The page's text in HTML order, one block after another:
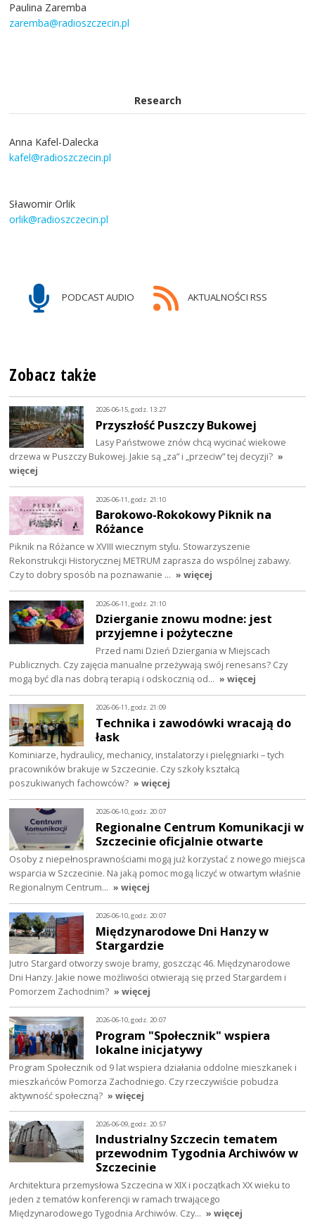
Paulina Zaremba
zaremba@radioszczecin.pl
Research
Anna Kafel-Dalecka
kafel@radioszczecin.pl
Sławomir Orlik
orlik@radioszczecin.pl
PODCAST AUDIO AKTUALNOŚCI RSS
Zobacz także
2026-06-15, godz. 13:27
Przyszłość Puszczy Bukowej
Lasy Państwowe znów chcą wycinać wiekowe
drzewa w Puszczy Bukowej. Jakie są „za” i „przeciw” tej decyzji? »
więcej
2026-06-11, godz. 21:10
Barokowo-Rokokowy Piknik na
Różance
Piknik na Różance w XVIII wiecznym stylu. Stowarzyszenie
Rekonstrukcji Historycznej METRUM zaprasza do wspólnej zabawy.
Czy to dobry sposób na poznawanie … » więcej
2026-06-11, godz. 21:10
Dzierganie znowu modne: jest
przyjemne i pożyteczne
Przed nami Dzień Dziergania w Miejscach
Publicznych. Czy zajęcia manualne przeżywają swój renesans? Czy
mogą być dla nas dobrą terapią i odskocznią od… » więcej
2026-06-11, godz. 21:09
Technika i zawodówki wracają do
łask
Kominiarze, hydraulicy, mechanicy, instalatorzy i pielęgniarki – tych
pracowników brakuje w Szczecinie. Czy szkoły kształcą
poszukiwanych fachowców? » więcej
2026-06-10, godz. 20:07
Regionalne Centrum Komunikacji w
Szczecinie oficjalnie otwarte
Osoby z niepełnosprawnościami mogą już korzystać z nowego miejsca
wsparcia w Szczecinie. Na jaką pomoc mogą liczyć w otwartym właśnie
Regionalnym Centrum… » więcej
2026-06-10, godz. 20:07
Międzynarodowe Dni Hanzy w
Stargardzie
Jutro Stargard otworzy swoje bramy, goszcząc 46. Międzynarodowe
Dni Hanzy. Jakie nowe możliwości otwierają się przed Stargardem i
Pomorzem Zachodnim? » więcej
2026-06-10, godz. 20:07
Program "Społecznik" wspiera
lokalne inicjatywy
Program Społecznik od 9 lat wspiera działania oddolne mieszkanek i
mieszkańców Pomorza Zachodniego. Czy rzeczywiście pobudza
aktywność społeczną? » więcej
2026-06-09, godz. 20:57
Industrialny Szczecin tematem
przewodnim Tygodnia Archiwów w
Szczecinie
Architektura przemysłowa Szczecina w XIX i początkach XX wieku to
jeden z tematów konferencji w ramach trwającego
Międzynarodowego Tygodnia Archiwów. Czy… » więcej